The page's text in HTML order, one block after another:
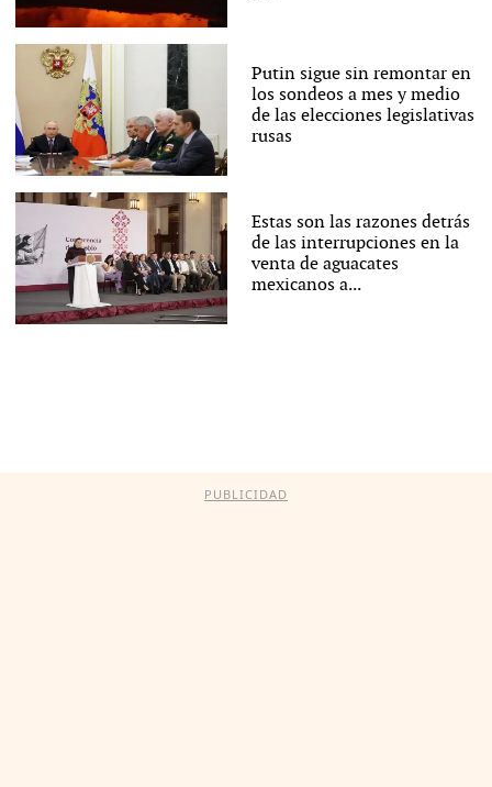
Putin sigue sin remontar en
los sondeos a mes y medio
de las elecciones legislativas
rusas
Estas son las razones detrás
de las interrupciones en la
venta de aguacates
mexicanos a...
PUBLICIDAD